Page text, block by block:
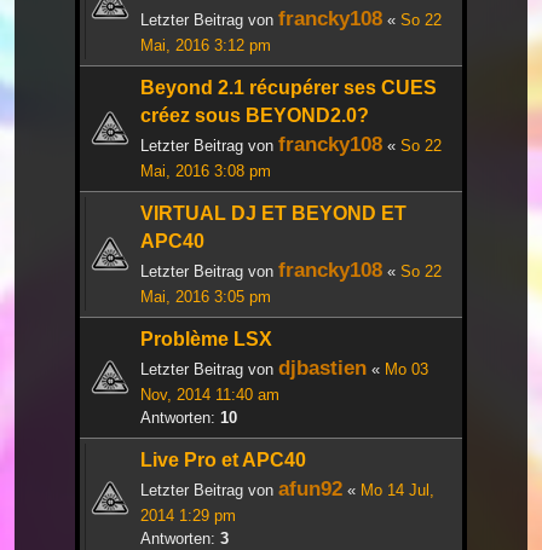
Letzter Beitrag von francky108 « So 22
Mai, 2016 3:12 pm
Beyond 2.1 récupérer ses CUES
créez sous BEYOND2.0?
Letzter Beitrag von francky108 « So 22
Mai, 2016 3:08 pm
VIRTUAL DJ ET BEYOND ET
APC40
Letzter Beitrag von francky108 « So 22
Mai, 2016 3:05 pm
Problème LSX
Letzter Beitrag von djbastien « Mo 03
Nov, 2014 11:40 am
Antworten: 10
Live Pro et APC40
Letzter Beitrag von afun92 « Mo 14 Jul,
2014 1:29 pm
Antworten: 3